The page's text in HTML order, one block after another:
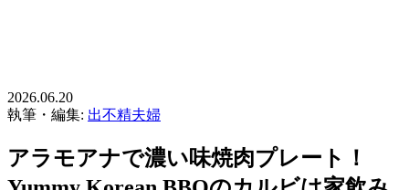
2026.06.20
執筆・編集: 出不精夫婦
アラモアナで濃い味焼肉プレート！